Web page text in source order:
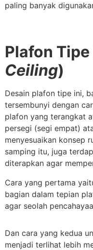
paling banyak
Plafon Tipe
Ceiling)
Desain plafon tipe ini,
tersembunyi dengan
plafon yang terangkat
persegi (segi empat)
menyesuaikan konsep
samping itu, juga
diterapkan agar
Cara yang pertama
bagian dalam tepian
agar seolah
Dan cara yang kedua
menjadi terlihat lebih